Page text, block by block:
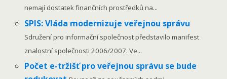
nemají dostatek finančních prostředků na...
SPIS: Vláda modernizuje veřejnou správu
Sdružení pro informační společnost představilo manifest
znalostní společnosti 2006/2007. Ve...
Počet e-tržišť pro veřejnou správu se bude